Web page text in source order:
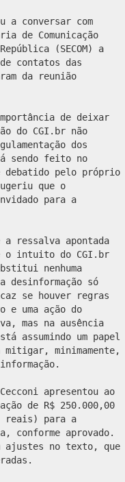
a conversar com
de Comunicação
(SECOM) a
contatos das
da reunião
de deixar
do CGI.br não
dos
sendo feito no
debatido pelo próprio
que o
para a
ressalva apontada
o intuito do CGI.br
nenhuma
só
se houver regras
e uma ação do
mas na ausência
assumindo um papel
minimamente,
apresentou ao
de R$ 250.000,00
reais) para a
conforme aprovado.
ajustes no texto, que